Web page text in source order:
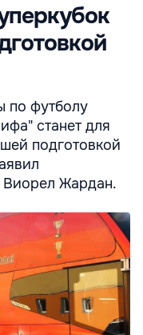
по футболу
станет для
подготовкой
Виорел Жардан.